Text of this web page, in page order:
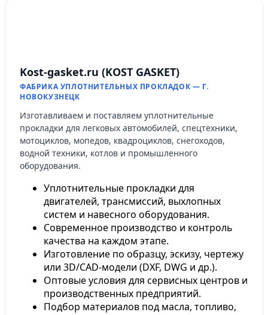
Kost-gasket.ru (KOST GASKET)
ФАБРИКА УПЛОТНИТЕЛЬНЫХ ПРОКЛАДОК — Г.
НОВОКУЗНЕЦК
Изготавливаем и поставляем уплотнительные
прокладки для легковых автомобилей, спецтехники,
мотоциклов, мопедов, квадроциклов, снегоходов,
водной техники, котлов и промышленного
оборудования.
Уплотнительные прокладки для
двигателей, трансмиссий, выхлопных
систем и навесного оборудования.
Современное производство и контроль
качества на каждом этапе.
Изготовление по образцу, эскизу, чертежу
или 3D/CAD-модели (DXF, DWG и др.).
Оптовые условия для сервисных центров и
производственных предприятий.
Подбор материалов под масла, топливо,